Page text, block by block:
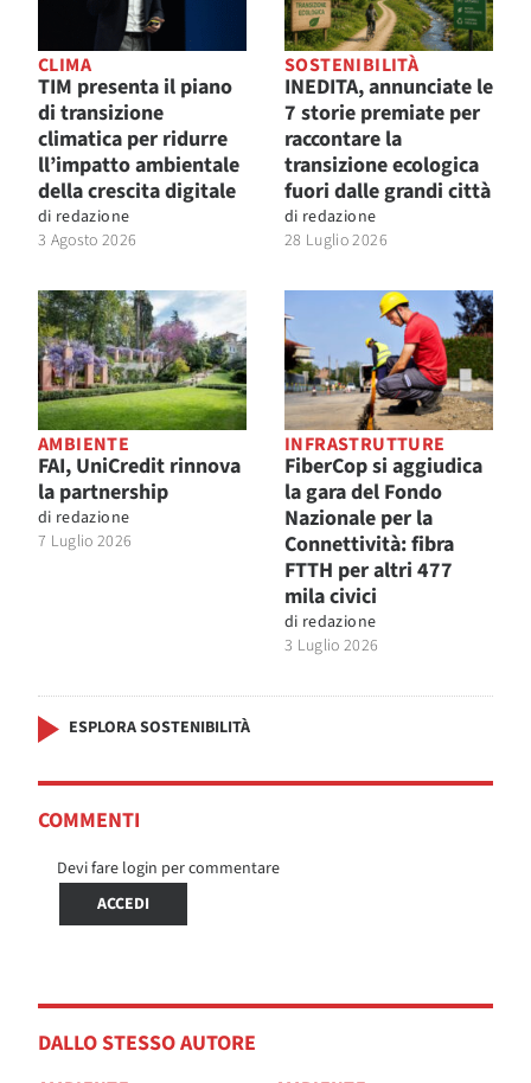
CLIMA
TIM presenta il piano
di transizione
climatica per ridurre
ll’impatto ambientale
della crescita digitale
di redazione
3 Agosto 2026
SOSTENIBILITÀ
INEDITA, annunciate le
7 storie premiate per
raccontare la
transizione ecologica
fuori dalle grandi città
di redazione
28 Luglio 2026
AMBIENTE
FAI, UniCredit rinnova
la partnership
di redazione
7 Luglio 2026
INFRASTRUTTURE
FiberCop si aggiudica
la gara del Fondo
Nazionale per la
Connettività: fibra
FTTH per altri 477
mila civici
di redazione
3 Luglio 2026
ESPLORA SOSTENIBILITÀ
COMMENTI
Devi fare login per commentare
ACCEDI
DALLO STESSO AUTORE